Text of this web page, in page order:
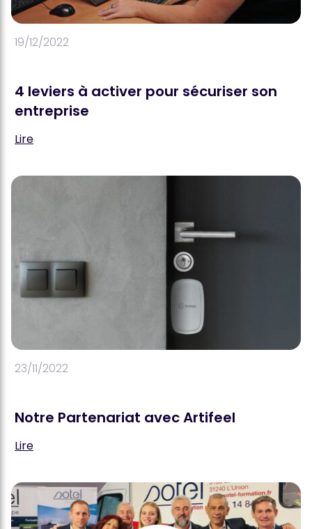
19/12/2022
4 leviers à activer pour sécuriser son
entreprise
Lire
23/11/2022
Notre Partenariat avec Artifeel
Lire